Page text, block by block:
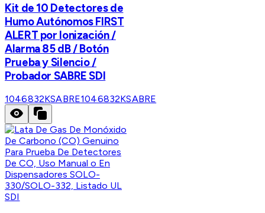
Kit de 10 Detectores de
Humo Autónomos FIRST
ALERT por Ionización /
Alarma 85 dB / Botón
Prueba y Silencio /
Probador SABRE SDI
1046832KSABRE1046832KSABRE
SDI